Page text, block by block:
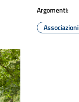
Argomenti:
Associazioni